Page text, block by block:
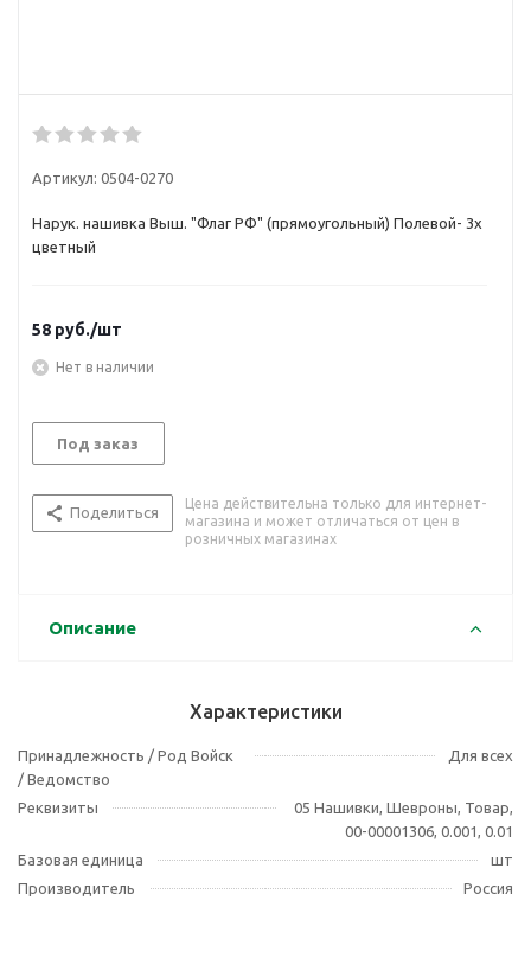
Артикул: 0504-0270
Нарук. нашивка Выш. "Флаг РФ" (прямоугольный) Полевой- 3х
цветный
58 руб./шт
Нет в наличии
Под заказ
Поделиться
Цена действительна только для интернет-
магазина и может отличаться от цен в
розничных магазинах
Описание
Характеристики
Принадлежность / Род Войск
/ Ведомство
Для всех
Реквизиты
05 Нашивки, Шевроны, Товар,
00-00001306, 0.001, 0.01
Базовая единица
шт
Производитель
Россия